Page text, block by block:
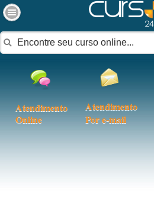
Atendimento
Online
Atendimento
Por e-mail